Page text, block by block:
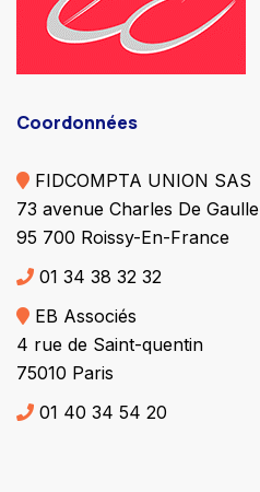
Coordonnées
FIDCOMPTA UNION SAS
73 avenue Charles De Gaulle
95 700 Roissy-En-France
01 34 38 32 32
EB Associés
4 rue de Saint-quentin
75010 Paris
01 40 34 54 20